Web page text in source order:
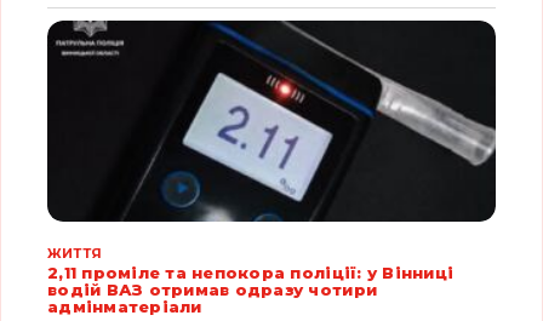
ЖИТТЯ
2,11 проміле та непокора поліції: у Вінниці
водій ВАЗ отримав одразу чотири
адмінматеріали